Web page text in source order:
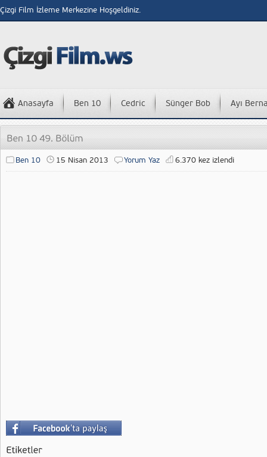
Çizgi Film İzleme Merkezine Hoşgeldiniz.
Anasayfa Ben 10 Cedric Sünger Bob Ayı
Ben 10 15 Nisan 2013 Yorum Yaz 6.370 kez izlendi